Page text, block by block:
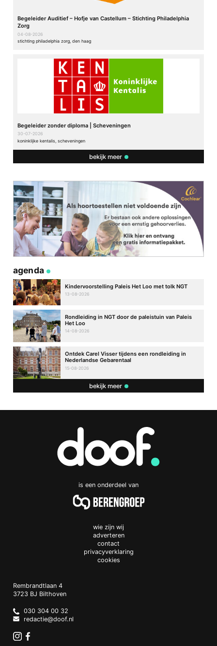
Begeleider Auditief – Hofje van Castellum – Stichting Philadelphia
Zorg
04-08-2026
stichting philadelphia zorg, den haag
Begeleider zonder diploma | Scheveningen
30-07-2026
koninklijke kentalis, scheveningen
bekijk meer
agenda
Kindervoorstelling Paleis Het Loo met tolk NGT
13-08-2026
Rondleiding in NGT door de paleistuin van Paleis
Het Loo
14-08-2026
Ontdek Carel Visser tijdens een rondleiding in
Nederlandse Gebarentaal
15-08-2026
bekijk meer
is een onderdeel van
wie zijn wij
adverteren
contact
privacyverklaring
cookies
Doof.nl
work
Rembrandtlaan 4
3723 BJ Bilthoven
Netherlands
030 304 00 32
redactie@doof.nl